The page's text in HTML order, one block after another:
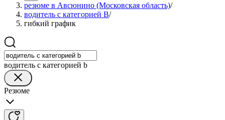
резюме в Авсюнино (Московская область)/
водитель с категорией B/
гибкий график
водитель с категорией b
Резюме